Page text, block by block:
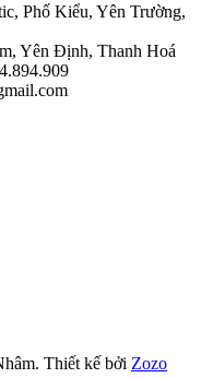
Phố Kiểu, Yên Trường,
Yên Định, Thanh Hoá
Thiết kế bởi Zozo